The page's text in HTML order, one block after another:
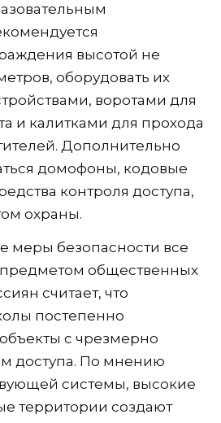
высотой не
оборудовать их
воротами для
и калитками для прохода
Дополнительно
домофоны, кодовые
контроля доступа,
охраны.
меры безопасности все
предметом общественных
считает, что
постепенно
с чрезмерно
доступа. По мнению
системы, высокие
территории создают